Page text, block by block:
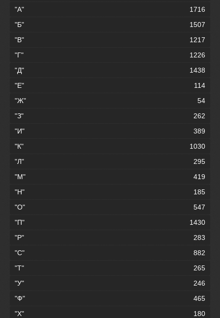
"А"
1716
"Б"
1507
"В"
1217
"Г"
1226
"Д"
1438
"Е"
114
"Ж"
54
"З"
262
"И"
389
"К"
1030
"Л"
295
"М"
419
"Н"
185
"О"
547
"П"
1430
"Р"
283
"С"
882
"Т"
265
"У"
246
"Ф"
465
"Х"
180